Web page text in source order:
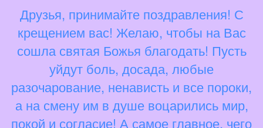
Друзья, принимайте поздравления! С
крещением вас! Желаю, чтобы на Вас
сошла святая Божья благодать! Пусть
уйдут боль, досада, любые
разочарование, ненависть и все пороки,
а на смену им в душе воцарились мир,
покой и согласие! А самое главное, чего